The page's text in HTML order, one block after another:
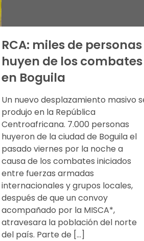
RCA: miles de personas
huyen de los combates
en Boguila
Un nuevo desplazamiento masivo
produjo en la República
Centroafricana. 7.000 personas
huyeron de la ciudad de Boguila el
pasado viernes por la noche a
causa de los combates iniciados
entre fuerzas armadas
internacionales y grupos locales,
después de que un convoy
acompañado por la MISCA*,
atravesara la población del norte
del país. Parte de […]